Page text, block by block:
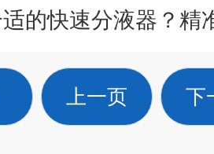
上一页 下